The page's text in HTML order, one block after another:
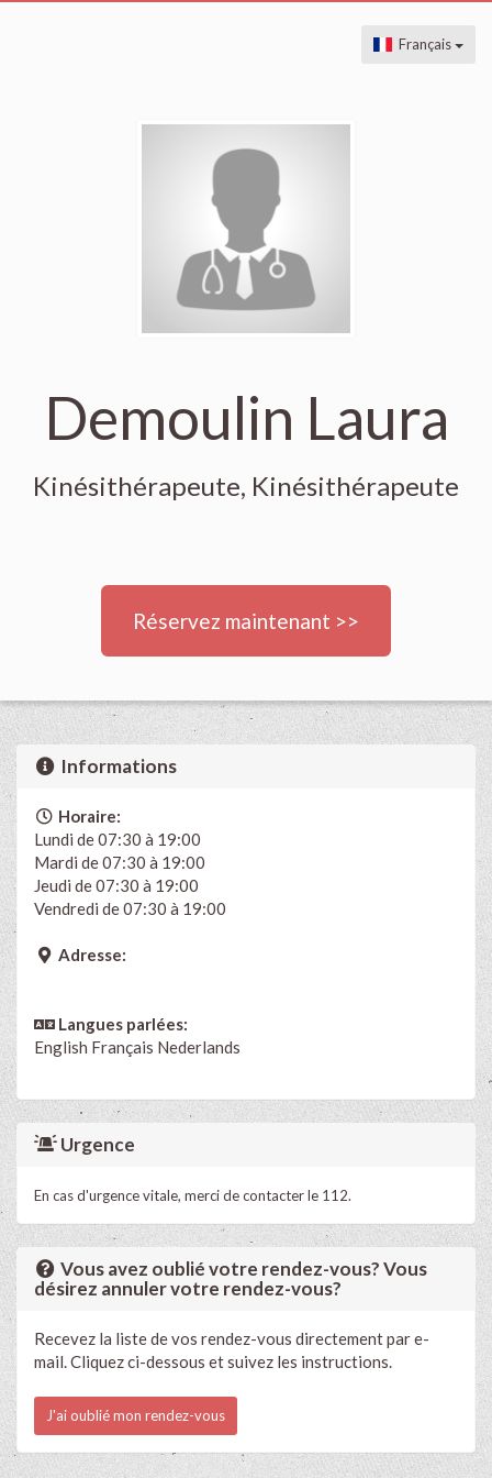
Français
Demoulin Laura
Kinésithérapeute, Kinésithérapeute
Réservez maintenant >>
Informations
Horaire:
Lundi de 07:30 à 19:00
Mardi de 07:30 à 19:00
Jeudi de 07:30 à 19:00
Vendredi de 07:30 à 19:00
Adresse:
Langues parlées:
English Français Nederlands
Urgence
En cas d'urgence vitale, merci de contacter le 112.
Vous avez oublié votre rendez-vous? Vous
désirez annuler votre rendez-vous?
Recevez la liste de vos rendez-vous directement par e-
mail. Cliquez ci-dessous et suivez les instructions.
J'ai oublié mon rendez-vous